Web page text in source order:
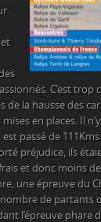
et
C’est
de la hausse des
en places. Il
passé de
préjudice, ils
et donc moins
une épreuve du
de partants
l’épreuve phare